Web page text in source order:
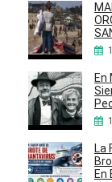
En
La
En